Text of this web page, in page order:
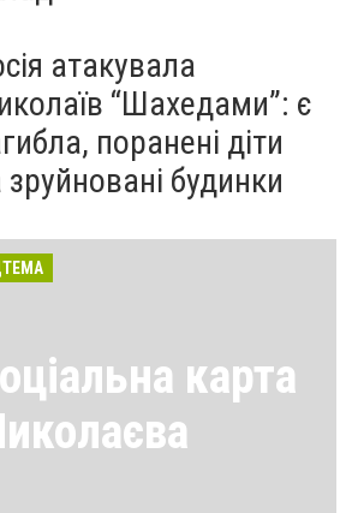
атакувала
“Шахедами”: є
поранені діти
зруйновані будинки
карта